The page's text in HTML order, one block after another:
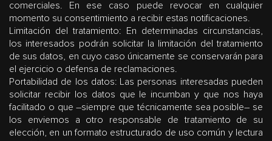
comerciales. En ese caso puede revocar en cualquier
momento su consentimiento a recibir estas notificaciones.
Limitación del tratamiento: En determinadas circunstancias,
los interesados podrán solicitar la limitación del tratamiento
de sus datos, en cuyo caso únicamente se conservarán para
el ejercicio o defensa de reclamaciones.
Portabilidad de los datos: Las personas interesadas pueden
solicitar recibir los datos que le incumban y que nos haya
facilitado o que –siempre que técnicamente sea posible– se
los enviemos a otro responsable de tratamiento de su
elección, en un formato estructurado de uso común y lectura